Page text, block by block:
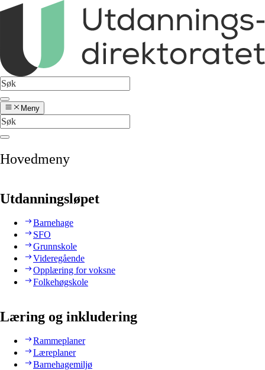
Meny
Hovedmeny
Utdanningsløpet
Barnehage
SFO
Grunnskole
Videregående
Opplæring for voksne
Folkehøgskole
Læring og inkludering
Rammeplaner
Læreplaner
Barnehagemiljø